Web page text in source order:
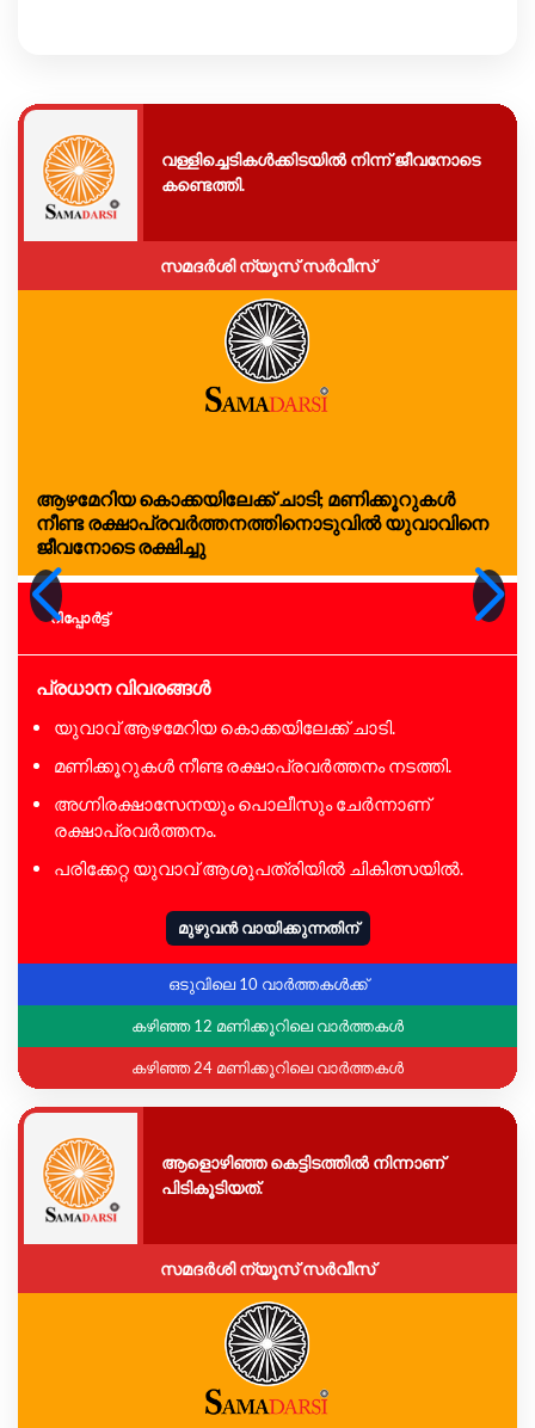
വള്ളിച്ചെടികൾക്കിടയിൽ നിന്ന് ജീവനോടെ
കണ്ടെത്തി.
സമദർശി ന്യൂസ് സർവീസ്
ആഴമേറിയ കൊക്കയിലേക്ക് ചാടി; മണിക്കൂറുകൾ
നീണ്ട രക്ഷാപ്രവർത്തനത്തിനൊടുവിൽ യുവാവിനെ
ജീവനോടെ രക്ഷിച്ചു
റിപ്പോര്‍ട്ട്
പ്രധാന വിവരങ്ങൾ
യുവാവ് ആഴമേറിയ കൊക്കയിലേക്ക് ചാടി.
മണിക്കൂറുകൾ നീണ്ട രക്ഷാപ്രവർത്തനം നടത്തി.
അഗ്നിരക്ഷാസേനയും പൊലീസും ചേർന്നാണ്
രക്ഷാപ്രവർത്തനം.
പരിക്കേറ്റ യുവാവ് ആശുപത്രിയിൽ ചികിത്സയിൽ.
മുഴുവൻ വായിക്കുന്നതിന്
ഒടുവിലെ 10 വാർത്തകൾക്ക്
കഴിഞ്ഞ 12 മണിക്കൂറിലെ വാർത്തകൾ
കഴിഞ്ഞ 24 മണിക്കൂറിലെ വാർത്തകൾ
ആളൊഴിഞ്ഞ കെട്ടിടത്തിൽ നിന്നാണ്
പിടികൂടിയത്.
സമദർശി ന്യൂസ് സർവീസ്